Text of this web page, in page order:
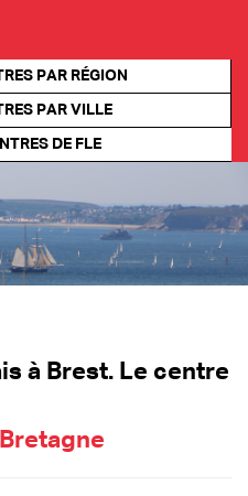
PAR RÉGION
PAR VILLE
DE FLE
à Brest. Le centre